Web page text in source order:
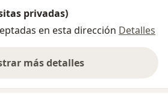
privadas)
en esta dirección Detalles
más detalles
sobre la dirección